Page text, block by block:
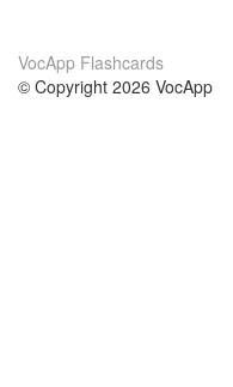
VocApp Flashcards
© Copyright 2026 VocApp